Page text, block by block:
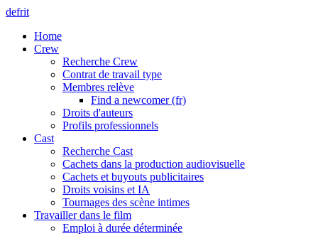
defrit
Home
Crew
Recherche Crew
Contrat de travail type
Membres relève
Find a newcomer (fr)
Droits d'auteurs
Profils professionnels
Cast
Recherche Cast
Cachets dans la production audiovisuelle
Cachets et buyouts publicitaires
Droits voisins et IA
Tournages des scène intimes
Travailler dans le film
Emploi à durée déterminée